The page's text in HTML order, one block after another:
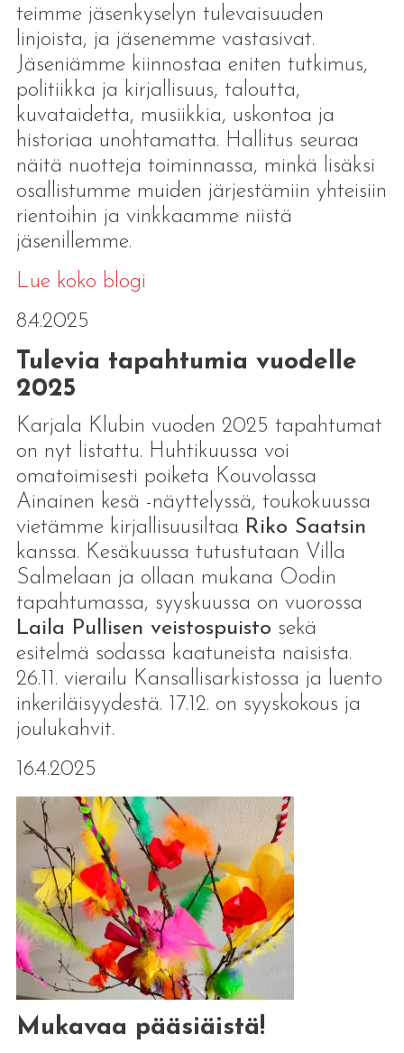
teimme jäsenkyselyn tulevaisuuden
linjoista, ja jäsenemme vastasivat.
Jäseniämme kiinnostaa eniten tutkimus,
politiikka ja kirjallisuus, taloutta,
kuvataidetta, musiikkia, uskontoa ja
historiaa unohtamatta. Hallitus seuraa
näitä nuotteja toiminnassa, minkä lisäksi
osallistumme muiden järjestämiin yhteisiin
rientoihin ja vinkkaamme niistä
jäsenillemme.
Lue koko blogi
8.4.2025
Tulevia tapahtumia vuodelle
2025
Karjala Klubin vuoden 2025 tapahtumat
on nyt listattu. Huhtikuussa voi
omatoimisesti poiketa Kouvolassa
Ainainen kesä -näyttelyssä, toukokuussa
vietämme kirjallisuusiltaa Riko Saatsin
kanssa. Kesäkuussa tutustutaan Villa
Salmelaan ja ollaan mukana Oodin
tapahtumassa, syyskuussa on vuorossa
Laila Pullisen veistospuisto sekä
esitelmä sodassa kaatuneista naisista.
26.11. vierailu Kansallisarkistossa ja luento
inkeriläisyydestä. 17.12. on syyskokous ja
joulukahvit.
16.4.2025
Mukavaa pääsiäistä!